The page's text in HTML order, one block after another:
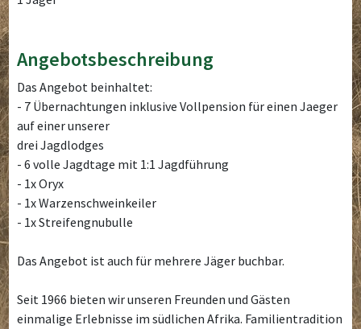
Angebotsbeschreibung
Das Angebot beinhaltet:
- 7 Übernachtungen inklusive Vollpension für einen Jaeger
auf einer unserer
drei Jagdlodges
- 6 volle Jagdtage mit 1:1 Jagdführung
- 1x Oryx
- 1x Warzenschweinkeiler
- 1x Streifengnubulle
Das Angebot ist auch für mehrere Jäger buchbar.
Seit 1966 bieten wir unseren Freunden und Gästen
einmalige Erlebnisse im südlichen Afrika. Familientradition